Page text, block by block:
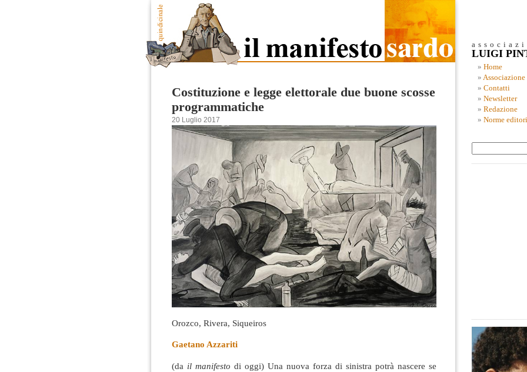
Costituzione e legge elettorale due buone scosse
programmatiche
20 Luglio 2017
Orozco, Rivera, Siqueiros
Gaetano Azzariti
(da il manifesto di oggi) Una nuova forza di sinistra potrà nascere se
LUIGI
Home
Associazione
Contatti
Newsletter
Redazione
Norme